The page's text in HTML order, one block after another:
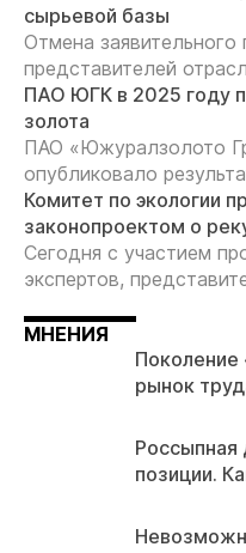
сырьевой базы
Отмена
представителей
ПАО ЮГК в 2025 году
золота
ПАО «Южуралзолото
опубликовало
Комитет по экологии
законопроектом о
Сегодня с участием
экспертов,
МНЕНИЯ
Поколение
рынок
Россыпная
позиции.